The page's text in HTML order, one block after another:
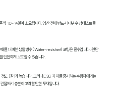
약 10~14일이 소요됩니다. 양산 전에 반드시 내부 수납 테스트를
를 대비한 생활 방수(Water-resistant) 코팅은 필수입니다. 원단
안전하게 보호할 수 있습니다.
단가가 높습니다. 그러나 ESG 가치를 중시하는 수령자에게는
점에서 충분히 고려할 만한 투자입니다.